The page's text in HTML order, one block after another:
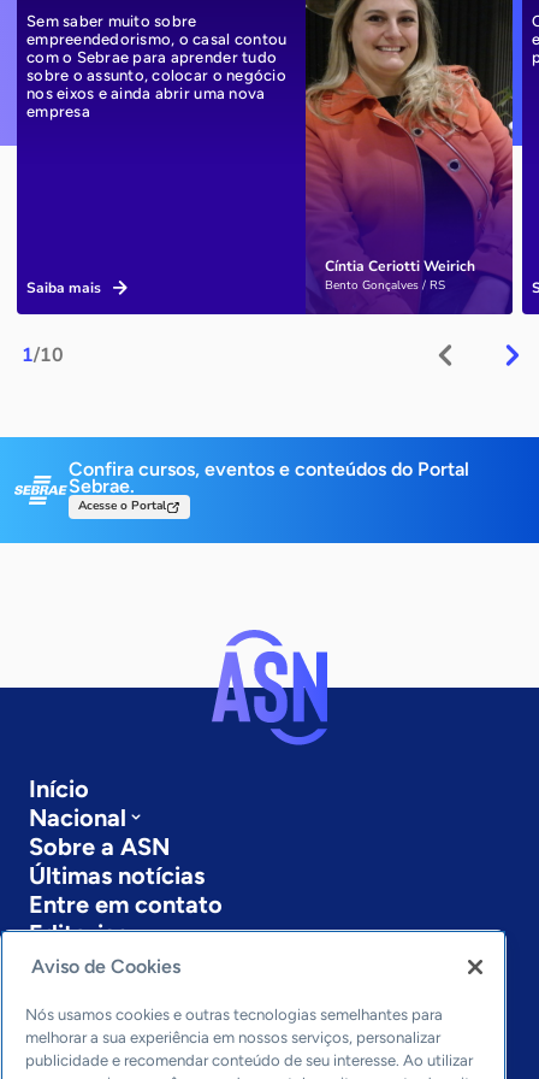
1/10
Cíntia Ceriotti Weirich
Bento Gonçalves / RS
Sem saber muito sobre
empreendedorismo, o casal contou
com o Sebrae para aprender tudo
sobre o assunto, colocar o negócio
nos eixos e ainda abrir uma nova
empresa
Saiba mais
Confira cursos, eventos e conteúdos do Portal
Sebrae.
Acesse o Portal
Início
Nacional
Sobre a ASN
Últimas notícias
Entre em contato
Editorias
Economia & Política
Inovação & Tecnologia
Cultura empreendedora
Dados
Aviso de Cookies
Nós usamos cookies e outras tecnologias semelhantes para
melhorar a sua experiência em nossos serviços, personalizar
publicidade e recomendar conteúdo de seu interesse. Ao utilizar